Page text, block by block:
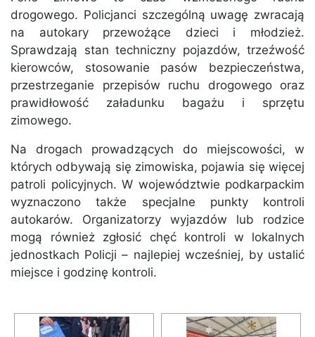
drogowego. Policjanci szczególną uwagę zwracają
na autokary przewożące dzieci i młodzież.
Sprawdzają stan techniczny pojazdów, trzeźwość
kierowców, stosowanie pasów bezpieczeństwa,
przestrzeganie przepisów ruchu drogowego oraz
prawidłowość załadunku bagażu i sprzętu
zimowego.
Na drogach prowadzących do miejscowości, w
których odbywają się zimowiska, pojawia się więcej
patroli policyjnych. W województwie podkarpackim
wyznaczono także specjalne punkty kontroli
autokarów. Organizatorzy wyjazdów lub rodzice
mogą również zgłosić chęć kontroli w lokalnych
jednostkach Policji – najlepiej wcześniej, by ustalić
miejsce i godzinę kontroli.